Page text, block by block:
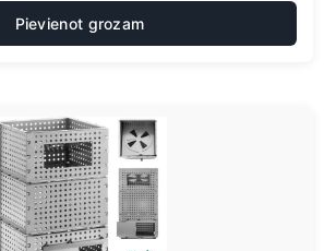
Pievienot grozam